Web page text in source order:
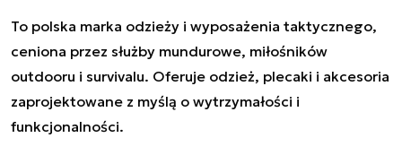
To polska marka odzieży i wyposażenia taktycznego,
ceniona przez służby mundurowe, miłośników
outdooru i survivalu. Oferuje odzież, plecaki i akcesoria
zaprojektowane z myślą o wytrzymałości i
funkcjonalności.